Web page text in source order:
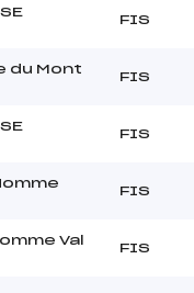
FIS
du Mont
FIS
FIS
FIS
Val
FIS